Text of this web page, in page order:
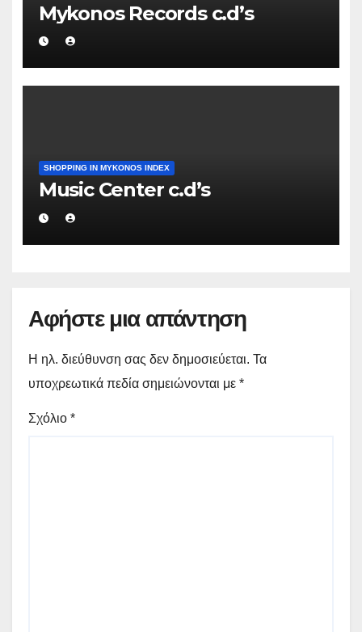
Mykonos Records c.d’s
SHOPPING IN MYKONOS INDEX
Music Center c.d’s
Αφήστε μια απάντηση
Η ηλ. διεύθυνση σας δεν δημοσιεύεται. Τα
υποχρεωτικά πεδία σημειώνονται με *
Σχόλιο *